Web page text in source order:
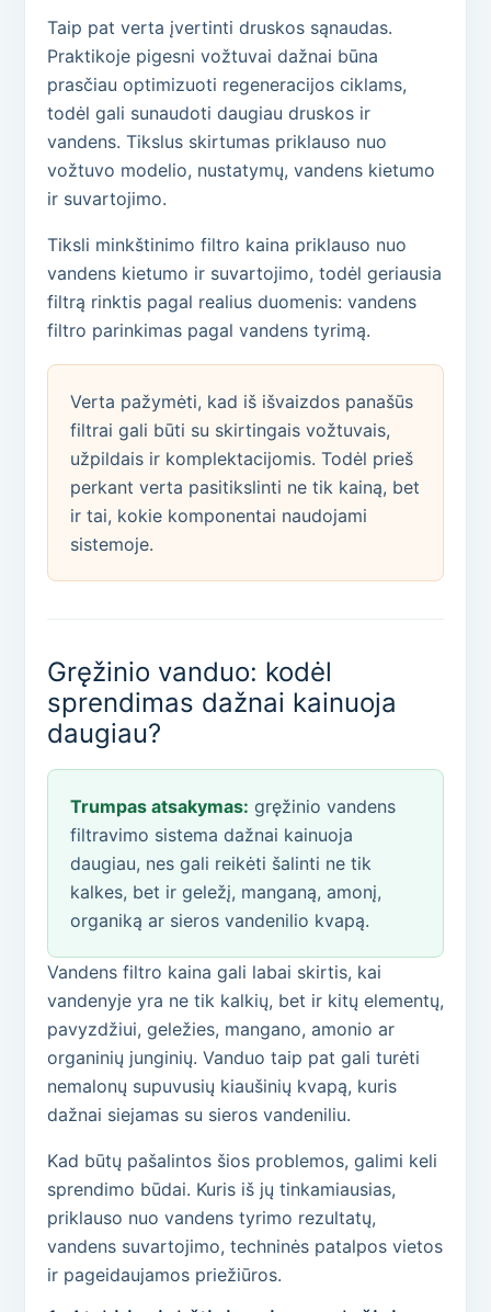
Taip pat verta įvertinti druskos sąnaudas.
Praktikoje pigesni vožtuvai dažnai būna
prasčiau optimizuoti regeneracijos ciklams,
todėl gali sunaudoti daugiau druskos ir
vandens. Tikslus skirtumas priklauso nuo
vožtuvo modelio, nustatymų, vandens kietumo
ir suvartojimo.
Tiksli minkštinimo filtro kaina priklauso nuo
vandens kietumo ir suvartojimo, todėl geriausia
filtrą rinktis pagal realius duomenis: vandens
filtro parinkimas pagal vandens tyrimą.
Verta pažymėti, kad iš išvaizdos panašūs
filtrai gali būti su skirtingais vožtuvais,
užpildais ir komplektacijomis. Todėl prieš
perkant verta pasitikslinti ne tik kainą, bet
ir tai, kokie komponentai naudojami
sistemoje.
Gręžinio vanduo: kodėl
sprendimas dažnai kainuoja
daugiau?
Trumpas atsakymas: gręžinio vandens
filtravimo sistema dažnai kainuoja
daugiau, nes gali reikėti šalinti ne tik
kalkes, bet ir geležį, manganą, amonį,
organiką ar sieros vandenilio kvapą.
Vandens filtro kaina gali labai skirtis, kai
vandenyje yra ne tik kalkių, bet ir kitų elementų,
pavyzdžiui, geležies, mangano, amonio ar
organinių junginių. Vanduo taip pat gali turėti
nemalonų supuvusių kiaušinių kvapą, kuris
dažnai siejamas su sieros vandeniliu.
Kad būtų pašalintos šios problemos, galimi keli
sprendimo būdai. Kuris iš jų tinkamiausias,
priklauso nuo vandens tyrimo rezultatų,
vandens suvartojimo, techninės patalpos vietos
ir pageidaujamos priežiūros.